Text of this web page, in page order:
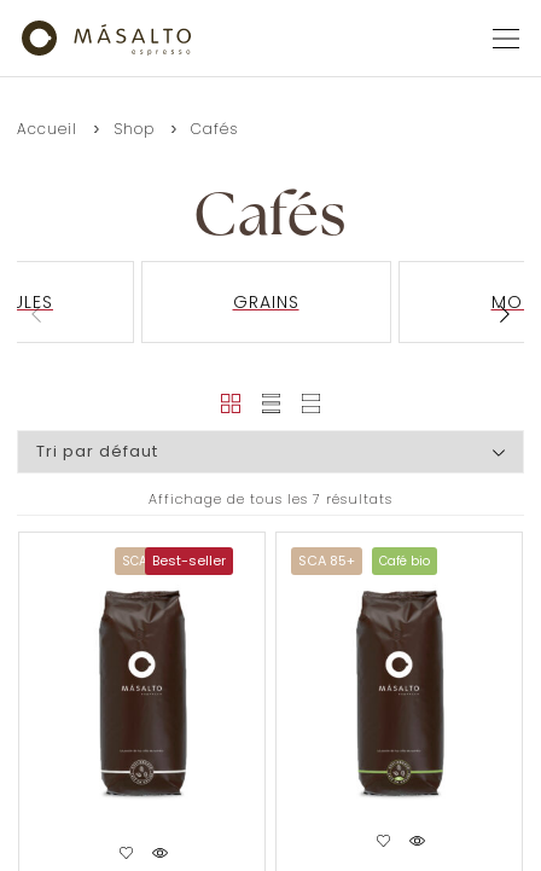
Accueil Shop Cafés
Cafés
GRAINS
Affichage de tous les 7 résultats
SCA 83+Best-seller SCA 85+ Café bio